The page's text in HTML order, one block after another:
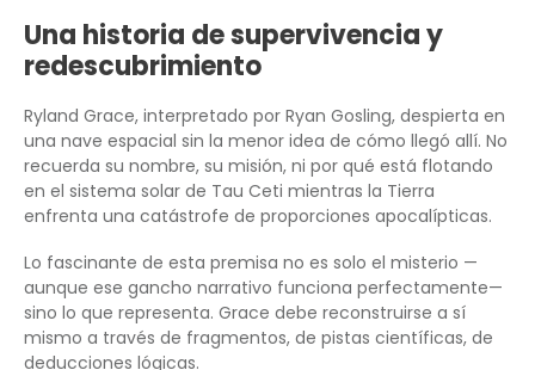
Una historia de supervivencia y
redescubrimiento
Ryland Grace, interpretado por Ryan Gosling, despierta en
una nave espacial sin la menor idea de cómo llegó allí. No
recuerda su nombre, su misión, ni por qué está flotando
en el sistema solar de Tau Ceti mientras la Tierra
enfrenta una catástrofe de proporciones apocalípticas.
Lo fascinante de esta premisa no es solo el misterio —
aunque ese gancho narrativo funciona perfectamente—
sino lo que representa. Grace debe reconstruirse a sí
mismo a través de fragmentos, de pistas científicas, de
deducciones lógicas.